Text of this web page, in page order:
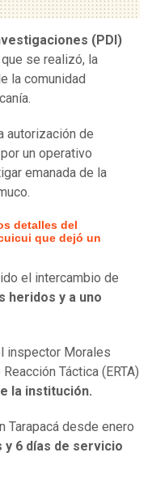
(PDI)
se realizó, la
la comunidad
autorización de
un operativo
emanada de la
detalles del
que dejó un
el intercambio de
heridos y a uno
inspector Morales
Táctica (ERTA)
la institución.
Tarapacá desde enero
y 6 días de servicio